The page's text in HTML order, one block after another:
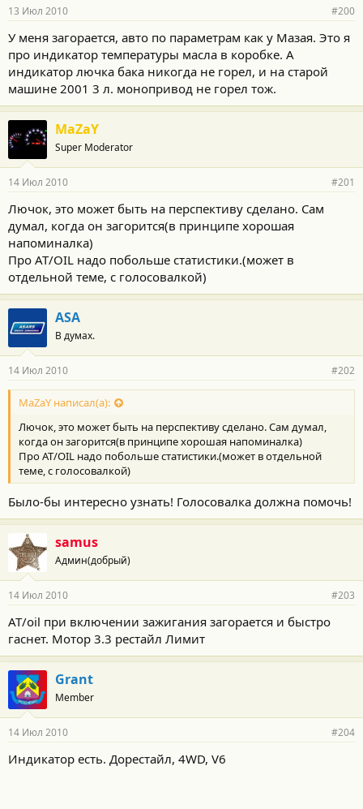
13 Июл 2010 #200
У меня загорается, авто по параметрам как у Мазая. Это я
про индикатор температуры масла в коробке. А
индикатор лючка бака никогда не горел, и на старой
машине 2001 3 л. монопривод не горел тож.
MaZaY
Super Moderator
14 Июл 2010 #201
Лючок, это может быть на перспективу сделано. Сам
думал, когда он загорится(в принципе хорошая
напоминалка)
Про АТ/OIL надо побольше статистики.(может в
отдельной теме, с голосовалкой)
ASA
В думах.
14 Июл 2010 #202
MaZaY написал(а):
Лючок, это может быть на перспективу сделано. Сам думал,
когда он загорится(в принципе хорошая напоминалка)
Про АТ/OIL надо побольше статистики.(может в отдельной
теме, с голосовалкой)
Было-бы интересно узнать! Голосовалка должна помочь!
samus
Админ(добрый)
14 Июл 2010 #203
AT/oil при включении зажигания загорается и быстро
гаснет. Мотор 3.3 рестайл Лимит
Grant
Member
14 Июл 2010 #204
Индикатор есть. Дорестайл, 4WD, V6